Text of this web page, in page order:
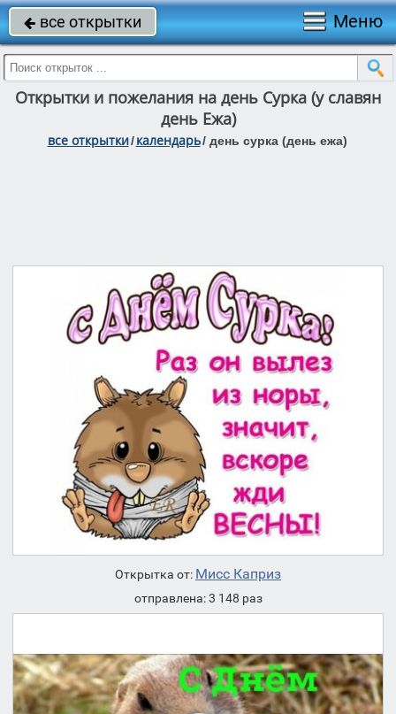
 все открытки Меню
Открытки и пожелания на день Сурка (у славян
день Ежа)
все открытки/ календарь/ день cурка (день ежа)
Открытка от: Мисс Каприз
отправлена: 3 148 раз